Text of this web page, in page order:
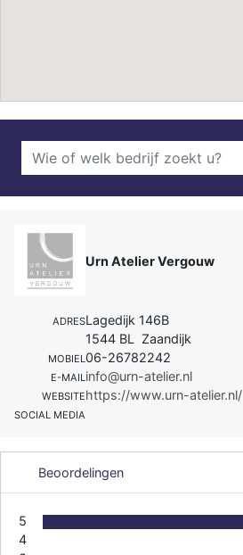
Urn Atelier Vergouw
ADRESLagedijk 146B
1544 BL Zaandijk
MOBIEL06-26782242
E-MAILinfo@urn-atelier.nl
WEBSITEhttps://www.urn-atelier.nl/
SOCIAL MEDIA
Beoordelingen
5
4